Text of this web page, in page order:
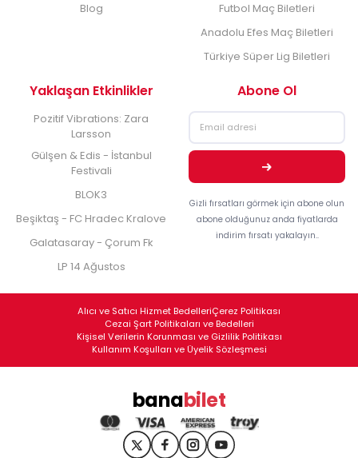
Blog
Futbol Maç Biletleri
Anadolu Efes Maç Biletleri
Türkiye Süper Lig Biletleri
Yaklaşan Etkinlikler
Pozitif Vibrations: Zara
Larsson
Gülşen & Edis - İstanbul
Festivali
BLOK3
Beşiktaş - FC Hradec Kralove
Galatasaray - Çorum Fk
LP 14 Ağustos
Abone Ol
Gizli fırsatları görmek için abone olun
abone olduğunuz anda fiyatlarda
indirim fırsatı yakalayın..
Alıcı ve Satıcı Hizmet BedelleriÇerez Politikası
Cezai Şart Politikaları ve Bedelleri
Kişisel Verilerin Korunması ve Gizlilik Politikası
Kullanım Koşulları ve Üyelik Sözleşmesi
banabilet